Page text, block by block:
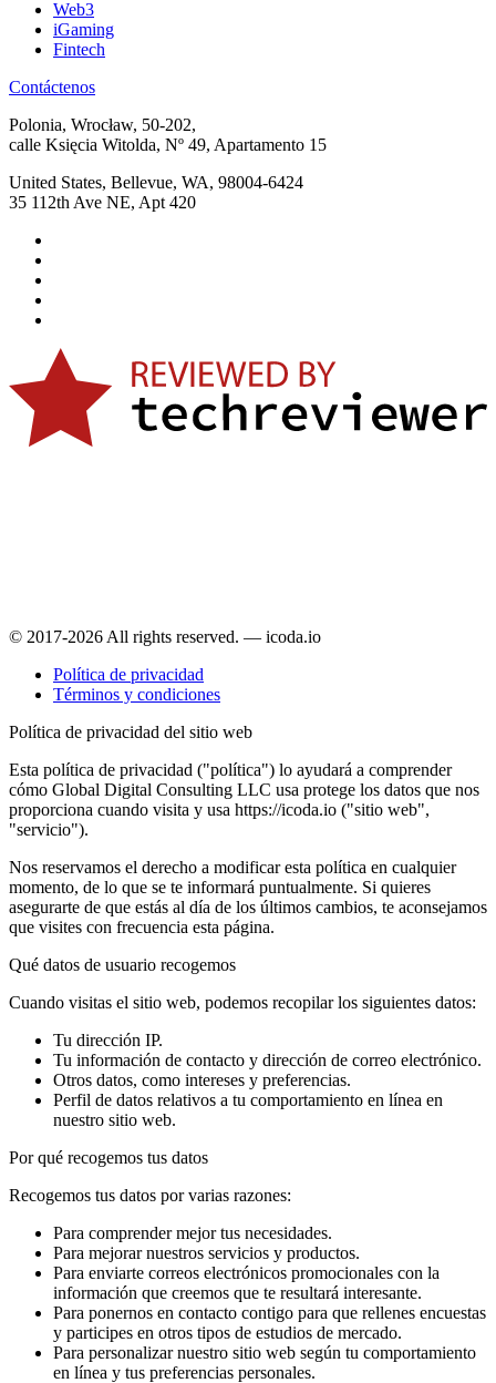
Web3
iGaming
Fintech
Contáctenos
Polonia, Wrocław, 50-202,
calle Księcia Witolda, Nº 49, Apartamento 15
United States, Bellevue, WA, 98004-6424
35 112th Ave NE, Apt 420
© 2017-2026 All rights reserved. — icoda.io
Política de privacidad
Términos y condiciones
Política de privacidad del sitio web
Esta política de privacidad ("política") lo ayudará a comprender
cómo Global Digital Consulting LLC usa protege los datos que nos
proporciona cuando visita y usa https://icoda.io ("sitio web",
"servicio").
Nos reservamos el derecho a modificar esta política en cualquier
momento, de lo que se te informará puntualmente. Si quieres
asegurarte de que estás al día de los últimos cambios, te aconsejamos
que visites con frecuencia esta página.
Qué datos de usuario recogemos
Cuando visitas el sitio web, podemos recopilar los siguientes datos:
Tu dirección IP.
Tu información de contacto y dirección de correo electrónico.
Otros datos, como intereses y preferencias.
Perfil de datos relativos a tu comportamiento en línea en
nuestro sitio web.
Por qué recogemos tus datos
Recogemos tus datos por varias razones:
Para comprender mejor tus necesidades.
Para mejorar nuestros servicios y productos.
Para enviarte correos electrónicos promocionales con la
información que creemos que te resultará interesante.
Para ponernos en contacto contigo para que rellenes encuestas
y participes en otros tipos de estudios de mercado.
Para personalizar nuestro sitio web según tu comportamiento
en línea y tus preferencias personales.